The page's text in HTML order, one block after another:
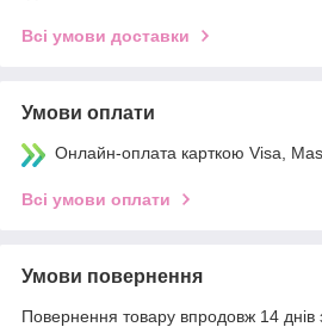
Всі умови доставки
Умови оплати
Онлайн-оплата карткою Visa,
Всі умови оплати
Умови повернення
Повернення товару впродовж 14 днів